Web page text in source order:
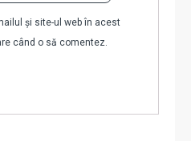
și site-ul web în acest
când o să comentez.